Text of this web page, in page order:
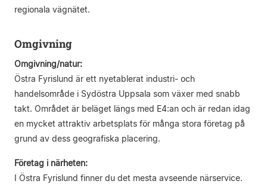
regionala vägnätet.
Omgivning
Omgivning/natur:
Östra Fyrislund är ett nyetablerat industri- och
handelsområde i Sydöstra Uppsala som växer med snabb
takt. Området är beläget längs med E4:an och är redan idag
en mycket attraktiv arbetsplats för många stora företag på
grund av dess geografiska placering.
Företag i närheten:
I Östra Fyrislund finner du det mesta avseende närservice.